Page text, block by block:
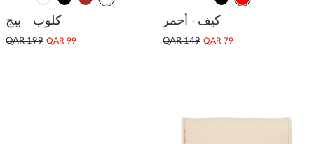
كيف - أحمر
QAR 79
QAR 149
كلوب – بيج
QAR 99
QAR 199